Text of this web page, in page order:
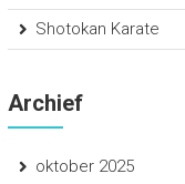
Shotokan Karate
Archief
oktober 2025